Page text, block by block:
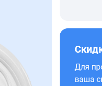
Для
ваша